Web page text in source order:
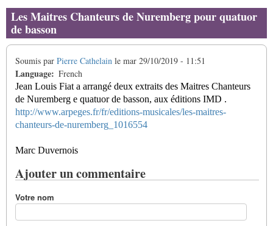
d'Ariane
Les Maitres Chanteurs de Nuremberg pour quatuor
de basson
Soumis par Pierre Cathelain le mar 29/10/2019 - 11:51
Language French
Jean Louis Fiat a arrangé deux extraits des Maitres Chanteurs
de Nuremberg e quatuor de basson, aux éditions IMD .
http://www.arpeges.fr/fr/editions-musicales/les-maitres-
chanteurs-de-nuremberg_1016554
Marc Duvernois
Ajouter un commentaire
Votre nom